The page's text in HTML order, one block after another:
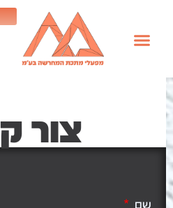
צור
שם